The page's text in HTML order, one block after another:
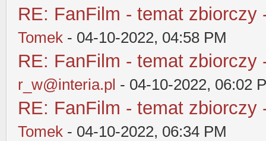
RE: FanFilm - temat zbiorczy
Tomek - 04-10-2022, 04:58 PM
RE: FanFilm - temat zbiorczy
r_w@interia.pl - 04-10-2022, 06:02
RE: FanFilm - temat zbiorczy
Tomek - 04-10-2022, 06:34 PM